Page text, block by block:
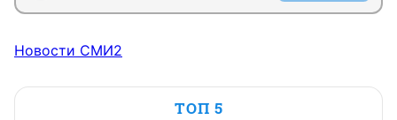
Новости СМИ2
ТОП 5